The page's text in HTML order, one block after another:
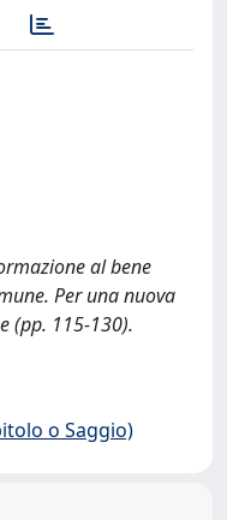
al bene
Per una nuova
(pp. 115-130).
o Saggio)